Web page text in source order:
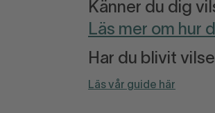
Känner du dig
Läs mer om hur
Har du blivit
Läs vår guide här